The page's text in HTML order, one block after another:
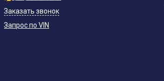
Заказать звонок
Запрос по VIN